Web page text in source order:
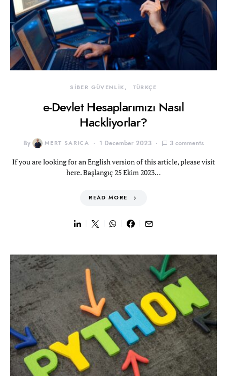
SİBER GÜVENLİK TÜRKÇE
e-Devlet Hesaplarımızı Nasıl
Hackliyorlar?
By MERT SARICA 1 December 2023 3 comments
If you are looking for an English version of this article, please visit
here. Başlangıç 25 Ekim 2023…
READ MORE